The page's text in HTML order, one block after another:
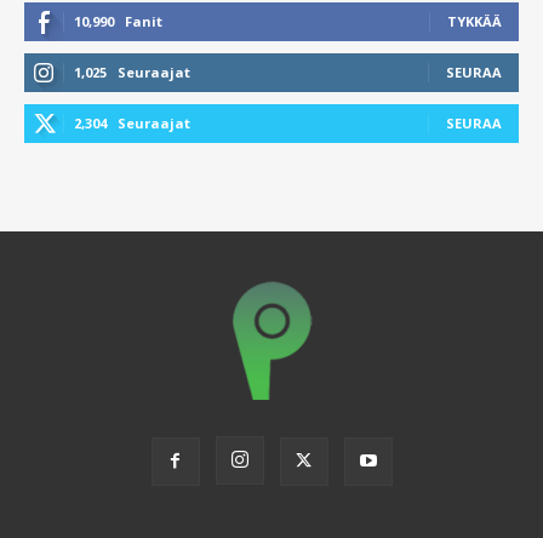
10,990 Fanit TYKKÄÄ
1,025 Seuraajat SEURAA
2,304 Seuraajat SEURAA